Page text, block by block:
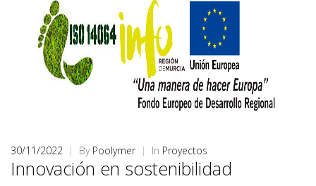
30/11/2022 | By Poolymer | In Proyectos
Innovación en sostenibilidad